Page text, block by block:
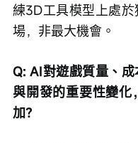
練3D工具模型上處
場，非最大機會。
Q: AI對遊戲質量、
與開發的重要性變化
加？